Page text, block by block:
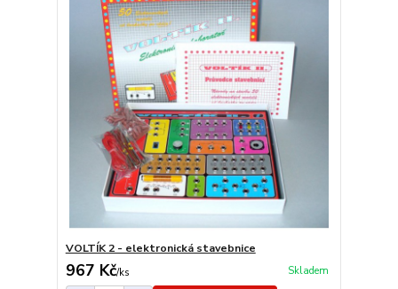
VOLTÍK 2 - elektronická stavebnice
967 Kč/ks Skladem